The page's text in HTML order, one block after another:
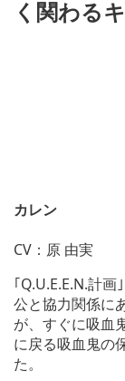
く関わる
カレン
CV：原 由実
｢Q.U.E.E.N.計
公と協力関係に
が、すぐに吸血
に戻る吸血鬼の
た。